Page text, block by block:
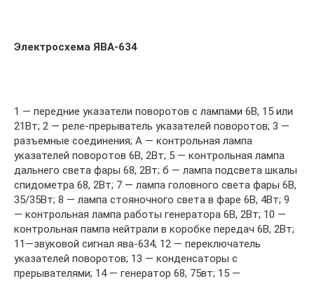
Электросхема ЯВА-634
1 — передние указатели поворотов с лампами 6В, 15 или
21Вт; 2 — реле-прерыватель указателей поворотов; 3 —
разъемные соединения; А — контрольная лампа
указателей поворотов 6В, 2Вт; 5 — контрольная лампа
дальнего света фары 68, 2Вт; б — лампа подсвета шкалы
спидометра 68, 2Вт; 7 — лампа головного света фары 6В,
35/35Вт; 8 — лампа стояночного света в фаре 6В, 4Вт; 9
— контрольная лампа работы генератора 6В, 2Вт; 10 —
контрольная пампа нейтрали в коробке передач 6В, 2Вт;
11—звуковой сигнал ява-634; 12 — переключатель
указателей поворотов; 13 — конденсаторы с
прерывателями; 14 — генератор 68, 75вт; 15 —